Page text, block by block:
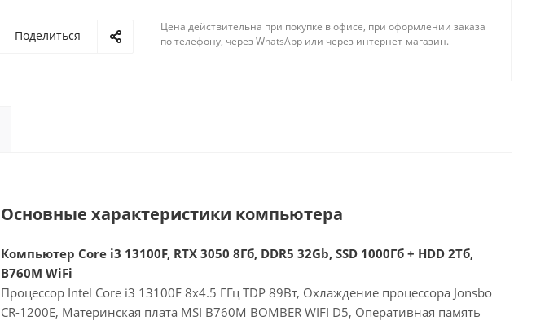
Поделиться
Цена действительна при покупке в офисе, при оформлении заказа
по телефону, через WhatsApp или через интернет-магазин.
Основные характеристики компьютера
Компьютер Core i3 13100F, RTX 3050 8Гб, DDR5 32Gb, SSD 1000Гб + HDD 2Тб,
B760M WiFi
Процессор Intel Core i3 13100F 8x4.5 ГГц TDP 89Вт, Охлаждение процессора Jonsbo
CR-1200E, Материнская плата MSI B760M BOMBER WIFI D5, Оперативная память